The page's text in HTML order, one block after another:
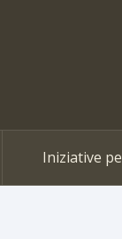
Iniziative